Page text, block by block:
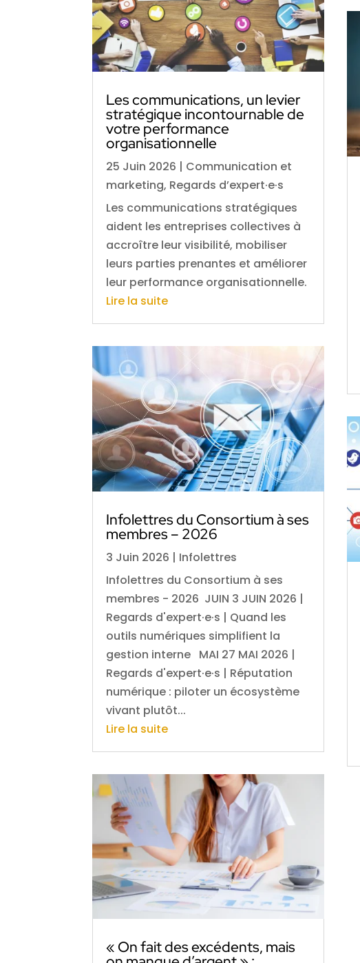
Les communications, un levier
stratégique incontournable de
votre performance
organisationnelle
25 Juin 2026 | Communication et
marketing, Regards d’expert·e·s
Les communications stratégiques
aident les entreprises collectives à
accroître leur visibilité, mobiliser
leurs parties prenantes et améliorer
leur performance organisationnelle.
Lire la suite
Infolettres du Consortium à ses
membres – 2026
3 Juin 2026 | Infolettres
Infolettres du Consortium à ses
membres - 2026 JUIN 3 JUIN 2026 |
Regards d'expert·e·s | Quand les
outils numériques simplifient la
gestion interne MAI 27 MAI 2026 |
Regards d'expert·e·s | Réputation
numérique : piloter un écosystème
vivant plutôt...
Lire la suite
« On fait des excédents, mais